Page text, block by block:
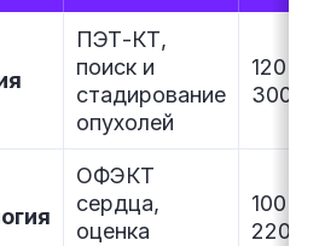
ПЭТ-КТ,
поиск и
стадирование
опухолей
120
300
ОФЭКТ
сердца,
оценка
100
220